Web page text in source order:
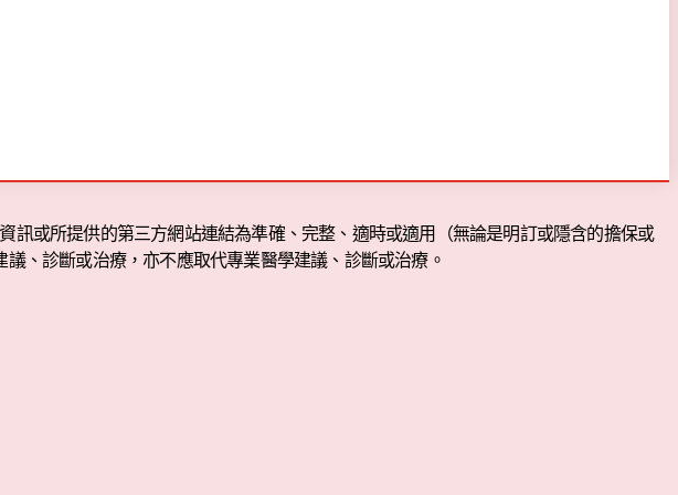
或所提供的第三方網站連結為準確、完整、適時或適用（無論是明訂或隱含的擔保或
、診斷或治療，亦不應取代專業醫學建議、診斷或治療。